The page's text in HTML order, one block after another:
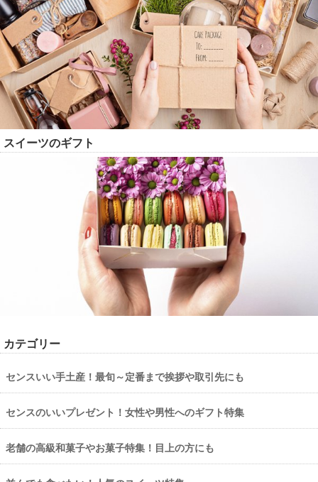
スイーツのギフト
カテゴリー
センスいい手土産！最旬～定番まで挨拶や取引先にも
センスのいいプレゼント！女性や男性へのギフト特集
老舗の高級和菓子やお菓子特集！目上の方にも